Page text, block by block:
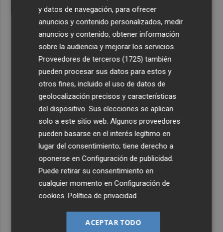
y datos de navegación, para ofrecer
anuncios y contenido personalizados, medir
anuncios y contenido, obtener información
sobre la audiencia y mejorar los servicios.
Proveedores de terceros (1725) también
pueden procesar sus datos para estos y
otros fines, incluido el uso de datos de
geolocalización precisos y características
del dispositivo. Sus elecciones se aplican
solo a este sitio web. Algunos proveedores
pueden basarse en el interés legítimo en
lugar del consentimiento; tiene derecho a
oponerse enConfiguración de publicidad
Puede retirar su consentimiento en
cualquier momento enConfiguración de
cookies .Política de privacidad
ACEPTAR TODO